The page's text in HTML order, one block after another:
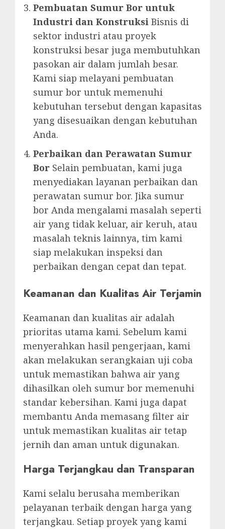
Pembuatan Sumur Bor untuk
Industri dan Konstruksi Bisnis di
sektor industri atau proyek
konstruksi besar juga membutuhkan
pasokan air dalam jumlah besar.
Kami siap melayani pembuatan
sumur bor untuk memenuhi
kebutuhan tersebut dengan kapasitas
yang disesuaikan dengan kebutuhan
Anda.
Perbaikan dan Perawatan Sumur
Bor Selain pembuatan, kami juga
menyediakan layanan perbaikan dan
perawatan sumur bor. Jika sumur
bor Anda mengalami masalah seperti
air yang tidak keluar, air keruh, atau
masalah teknis lainnya, tim kami
siap melakukan inspeksi dan
perbaikan dengan cepat dan tepat.
Keamanan dan Kualitas Air Terjamin
Keamanan dan kualitas air adalah
prioritas utama kami. Sebelum kami
menyerahkan hasil pengerjaan, kami
akan melakukan serangkaian uji coba
untuk memastikan bahwa air yang
dihasilkan oleh sumur bor memenuhi
standar kebersihan. Kami juga dapat
membantu Anda memasang filter air
untuk memastikan kualitas air tetap
jernih dan aman untuk digunakan.
Harga Terjangkau dan Transparan
Kami selalu berusaha memberikan
pelayanan terbaik dengan harga yang
terjangkau. Setiap proyek yang kami